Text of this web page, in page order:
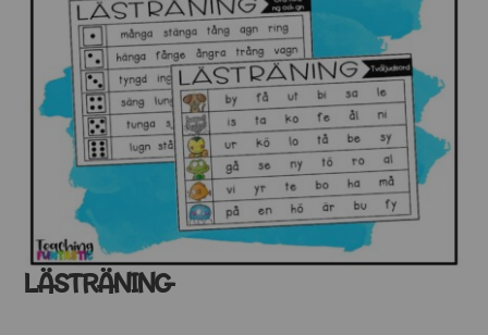
LÄSTRÄNING